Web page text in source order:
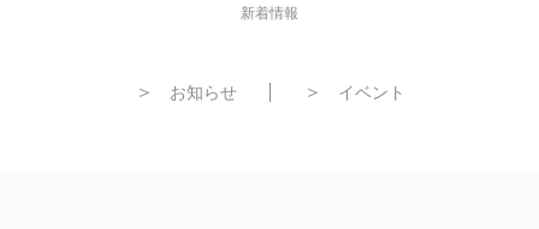
新着情報
＞ お知らせ ＞ イベント